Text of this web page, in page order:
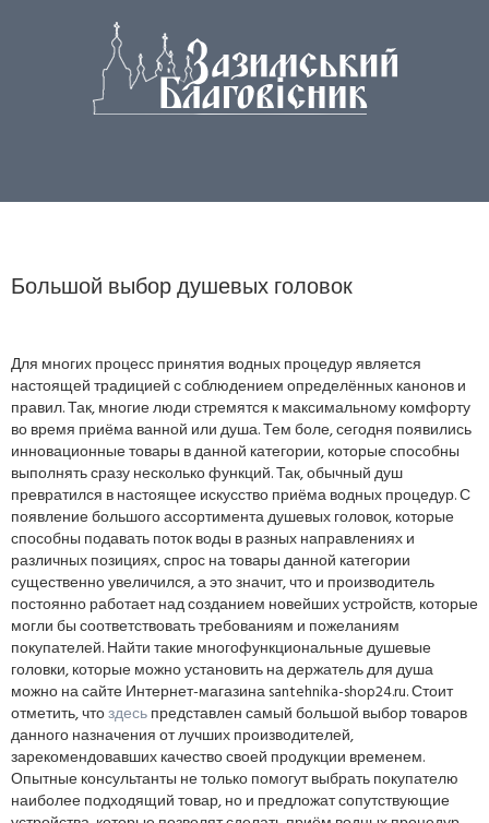
Большой выбор душевых головок
Для многих процесс принятия водных процедур является
настоящей традицией с соблюдением определённых канонов и
правил. Так, многие люди стремятся к максимальному комфорту
во время приёма ванной или душа. Тем боле, сегодня появились
инновационные товары в данной категории, которые способны
выполнять сразу несколько функций. Так, обычный душ
превратился в настоящее искусство приёма водных процедур. С
появление большого ассортимента душевых головок, которые
способны подавать поток воды в разных направлениях и
различных позициях, спрос на товары данной категории
существенно увеличился, а это значит, что и производитель
постоянно работает над созданием новейших устройств, которые
могли бы соответствовать требованиям и пожеланиям
покупателей. Найти такие многофункциональные душевые
головки, которые можно установить на держатель для душа
можно на сайте Интернет-магазина santehnika-shop24.ru. Стоит
отметить, чтоздесьпредставлен самый большой выбор товаров
данного назначения от лучших производителей,
зарекомендовавших качество своей продукции временем.
Опытные консультанты не только помогут выбрать покупателю
наиболее подходящий товар, но и предложат сопутствующие